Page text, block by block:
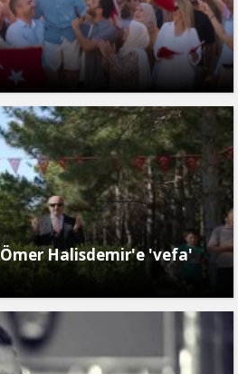
Halisdemir'e 'vefa'